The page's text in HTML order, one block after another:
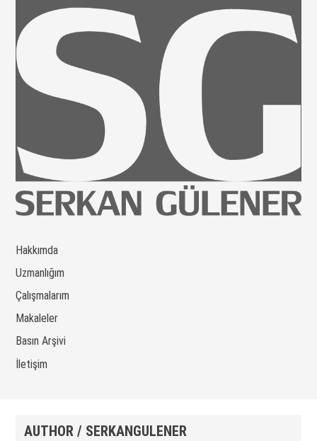
Hakkımda
Uzmanlığım
Çalışmalarım
Makaleler
Basın Arşivi
İletişim
AUTHOR / SERKANGULENER